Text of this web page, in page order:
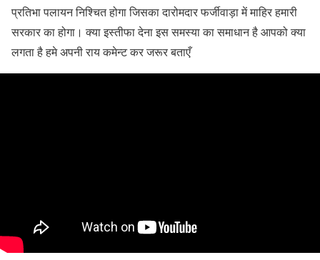
प्रतिभा पलायन निश्चित होगा जिसका दारोमदार फर्जीवाड़ा में माहिर हमारी
सरकार का होगा। क्या इस्तीफा देना इस समस्या का समाधान है आपको क्या
लगता है हमे अपनी राय कमेन्ट कर जरूर बताएँ